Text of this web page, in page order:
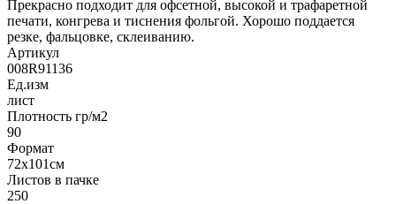
Прекрасно подходит для офсетной, высокой и трафаретной
печати, конгрева и тиснения фольгой. Хорошо поддается
резке, фальцовке, склеиванию.
Артикул
008R91136
Ед.изм
лист
Плотность гр/м2
90
Формат
72х101см
Листов в пачке
250